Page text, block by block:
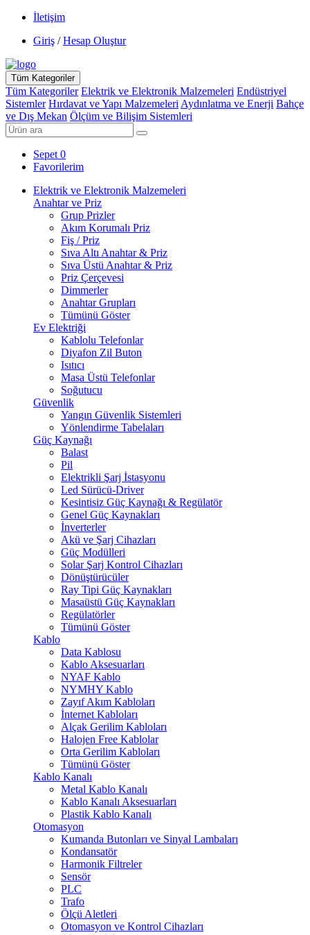
İletişim
Giriş / Hesap Oluştur
Tüm Kategoriler
Tüm Kategoriler Elektrik ve Elektronik Malzemeleri Endüstriyel
Sistemler Hırdavat ve Yapı Malzemeleri Aydınlatma ve Enerji Bahçe
ve Dış Mekan Ölçüm ve Bilişim Sistemleri
Sepet 0
Favorilerim
Elektrik ve Elektronik Malzemeleri
Anahtar ve Priz
Grup Prizler
Akım Korumalı Priz
Fiş / Priz
Sıva Altı Anahtar & Priz
Sıva Üstü Anahtar & Priz
Priz Çerçevesi
Dimmerler
Anahtar Grupları
Tümünü Göster
Ev Elektriği
Kablolu Telefonlar
Diyafon Zil Buton
Isıtıcı
Masa Üstü Telefonlar
Soğutucu
Güvenlik
Yangın Güvenlik Sistemleri
Yönlendirme Tabelaları
Güç Kaynağı
Balast
Pil
Elektrikli Şarj İstasyonu
Led Sürücü-Driver
Kesintisiz Güç Kaynağı & Regülatör
Genel Güç Kaynakları
İnverterler
Akü ve Şarj Cihazları
Güç Modülleri
Solar Şarj Kontrol Cihazları
Dönüştürücüler
Ray Tipi Güç Kaynakları
Masaüstü Güç Kaynakları
Regülatörler
Tümünü Göster
Kablo
Data Kablosu
Kablo Aksesuarları
NYAF Kablo
NYMHY Kablo
Zayıf Akım Kabloları
İnternet Kabloları
Alçak Gerilim Kabloları
Halojen Free Kablolar
Orta Gerilim Kabloları
Tümünü Göster
Kablo Kanalı
Metal Kablo Kanalı
Kablo Kanalı Aksesuarları
Plastik Kablo Kanalı
Otomasyon
Kumanda Butonları ve Sinyal Lambaları
Kondansatör
Harmonik Filtreler
Sensör
PLC
Trafo
Ölçü Aletleri
Otomasyon ve Kontrol Cihazları